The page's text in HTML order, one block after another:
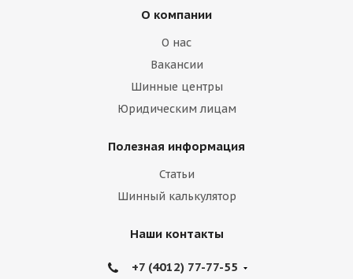
О компании
О нас
Вакансии
Шинные центры
Юридическим лицам
Полезная информация
Статьи
Шинный калькулятор
Наши контакты
+7 (4012) 77-77-55